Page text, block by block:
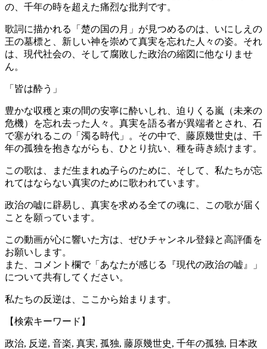
の、千年の時を超えた痛烈な批判です。
歌詞に描かれる「楚の国の月」が見つめるのは、いにしえの
王の墓標と、新しい神を崇めて真実を忘れた人々の姿。それ
は、現代社会の、そして腐敗した政治の縮図に他なりませ
ん。
「皆は酔う」
豊かな収穫と束の間の安寧に酔いしれ、迫りくる嵐（未来の
危機）を忘れ去った人々。真実を語る者が異端者とされ、石
で塞がれるこの「濁る時代」。その中で、藤原幾世史は、千
年の孤独を抱きながらも、ひとり抗い、種を蒔き続けます。
この歌は、まだ生まれぬ子らのために、そして、私たちが忘
れてはならない真実のために歌われています。
政治の嘘に辟易し、真実を求める全ての魂に、この歌が届く
ことを願っています。
この動画が心に響いた方は、ぜひチャンネル登録と高評価を
お願いします。
また、コメント欄で「あなたが感じる『現代の政治の嘘』」
について共有してください。
私たちの反逆は、ここから始まります。
【検索キーワード】
政治, 反逆, 音楽, 真実, 孤独, 藤原幾世史, 千年の孤独, 日本政